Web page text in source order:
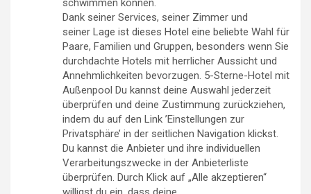
schwimmen können.
Dank seiner Services, seiner Zimmer und
seiner Lage ist dieses Hotel eine beliebte Wahl für
Paare, Familien und Gruppen, besonders wenn Sie
durchdachte Hotels mit herrlicher Aussicht und
Annehmlichkeiten bevorzugen. 5-Sterne-Hotel mit
Außenpool Du kannst deine Auswahl jederzeit
überprüfen und deine Zustimmung zurückziehen,
indem du auf den Link ’Einstellungen zur
Privatsphäre’ in der seitlichen Navigation klickst.
Du kannst die Anbieter und ihre individuellen
Verarbeitungszwecke in der Anbieterliste
überprüfen. Durch Klick auf „Alle akzeptieren“